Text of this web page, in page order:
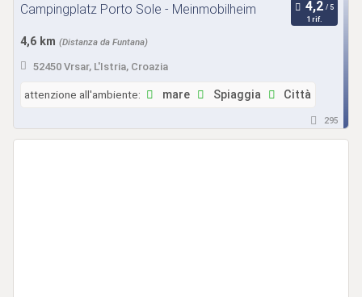
Campingplatz Porto Sole - Meinmobilheim
1 rif.
4,6 km (Distanza da Funtana)
52450 Vrsar, L'Istria, Croazia
attenzione all'ambiente: mare Spiaggia Città
295